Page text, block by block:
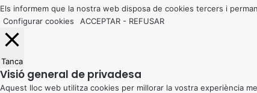
button
Els informem que la nostra web disposa de cookies tercers i
Configurar cookies
ACCEPTAR - REFUSAR
Tanca
Visió general de privadesa
Aquest lloc web utilitza cookies per millorar la vostra experiència